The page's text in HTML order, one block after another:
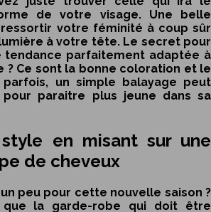
de votre visage. Une belle
votre féminité à coup sûr
à votre tête. Le secret pour
tendance parfaitement adaptée à
? Ce sont la bonne coloration et le
un simple balayage peut
pour paraitre plus jeune dans sa
en misant sur une
de cheveux
peu pour cette nouvelle saison ?
que la garde-robe qui doit être